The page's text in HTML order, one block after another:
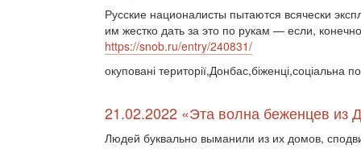
Русские националисты пытаются всячески
им жестко дать за это по рукам — если,
https://snob.ru/entry/240831/
окуповані території,Донбас,біженці,соціальна
21.02.2022 «Эта волна беженцев
Людей буквально выманили из их домов,